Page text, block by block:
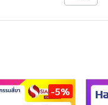
-5%